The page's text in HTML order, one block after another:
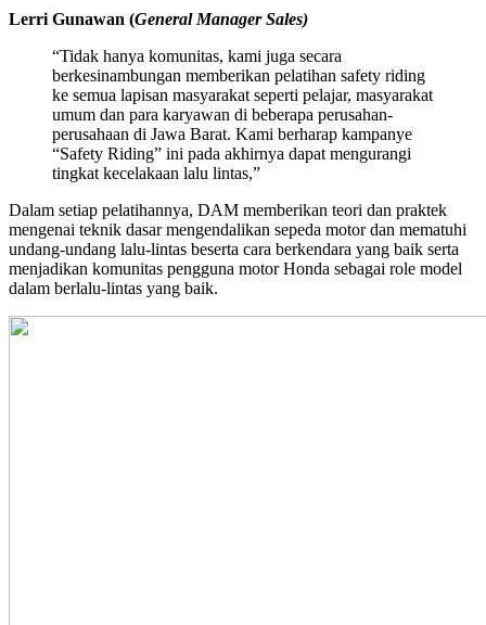
Lerri Gunawan (General Manager Sales)
“Tidak hanya komunitas, kami juga secara
berkesinambungan memberikan pelatihan safety riding
ke semua lapisan masyarakat seperti pelajar, masyarakat
umum dan para karyawan di beberapa perusahan-
perusahaan di Jawa Barat. Kami berharap kampanye
“Safety Riding” ini pada akhirnya dapat mengurangi
tingkat kecelakaan lalu lintas,”
Dalam setiap pelatihannya, DAM memberikan teori dan praktek
mengenai teknik dasar mengendalikan sepeda motor dan mematuhi
undang-undang lalu-lintas beserta cara berkendara yang baik serta
menjadikan komunitas pengguna motor Honda sebagai role model
dalam berlalu-lintas yang baik.